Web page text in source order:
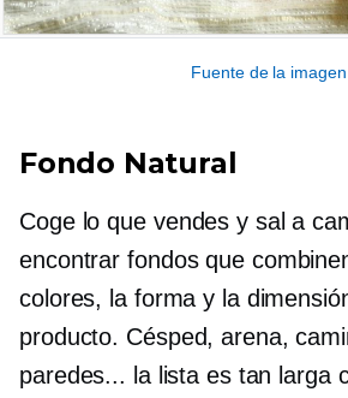
Fuente de la imagen
Fondo Natural
Coge lo que vendes y sal a
encontrar fondos que
colores, la forma y la
producto. Césped, arena,
paredes... la lista es tan larga